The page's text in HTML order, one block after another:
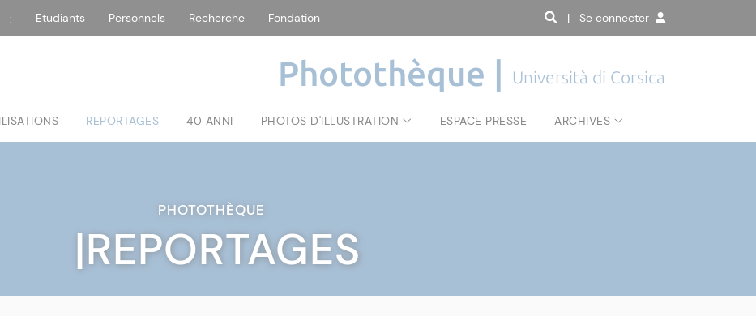
: Etudiants Personnels Recherche Fondation | Se connecter
Photothèque | Università di Corsica
REPORTAGES 40 ANNI PHOTOS D'ILLUSTRATION ESPACE PRESSE ARCHIVES
PHOTOTHÈQUE
|REPORTAGES